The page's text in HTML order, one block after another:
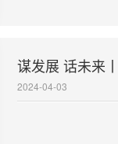
谋发展 话未来
2024-04-03